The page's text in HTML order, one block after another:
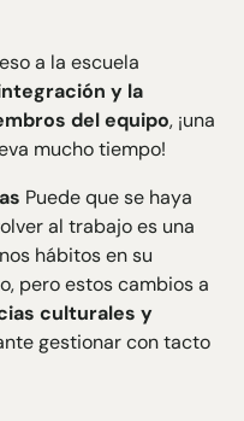
a la escuela
y la
del equipo, ¡una
mucho tiempo!
Puede que se haya
al trabajo es una
hábitos en su
pero estos cambios a
culturales y
gestionar con tacto